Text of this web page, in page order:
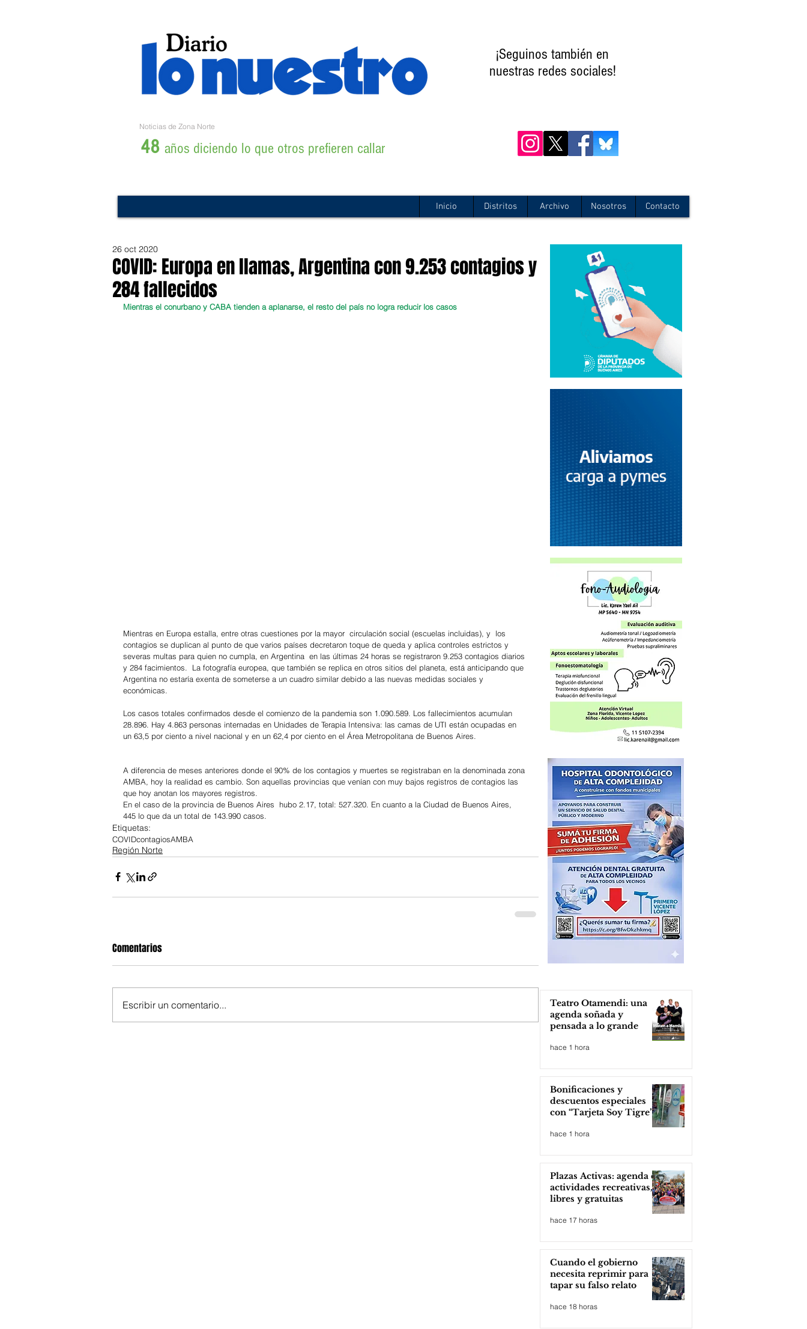
¡Seguinos también en
nuestras redes sociales!
Noticias de Zona Norte
48 años diciendo lo que otros prefieren callar
Inicio Distritos Archivo Nosotros Contacto
COVID: Europa en llamas, Argentina con 9.253 contagios y
284 fallecidos
26 oct 2020
Mientras el conurbano y CABA tienden a aplanarse, el resto del país no logra reducir los casos
Mientras en Europa estalla, entre otras cuestiones por la mayor  circulación social (escuelas incluidas), y  los
contagios se duplican al punto de que varios países decretaron toque de queda y aplica controles estrictos y
severas multas para quien no cumpla, en Argentina  en las últimas 24 horas se registraron 9.253 contagios diarios
y 284 facimientos.  La fotografía europea, que también se replica en otros sitios del planeta, está anticipando que
Argentina no estaría exenta de someterse a un cuadro similar debido a las nuevas medidas sociales y
económicas.
Los casos totales confirmados desde el comienzo de la pandemia son 1.090.589. Los fallecimientos acumulan
28.896. Hay 4.863 personas internadas en Unidades de Terapia Intensiva: las camas de UTI están ocupadas en
un 63,5 por ciento a nivel nacional y en un 62,4 por ciento en el Área Metropolitana de Buenos Aires.
A diferencia de meses anteriores donde el 90% de los contagios y muertes se registraban en la denominada zona
AMBA, hoy la realidad es cambio. Son aquellas provincias que venían con muy bajos registros de contagios las
que hoy anotan los mayores registros.
En el caso de la provincia de Buenos Aires  hubo 2.17, total: 527.320. En cuanto a la Ciudad de Buenos Aires,
445 lo que da un total de 143.990 casos.
Etiquetas:
COVIDcontagiosAMBA
Región Norte
Comentarios
Escribir un comentario...
Teatro Otamendi: una
agenda soñada y
pensada a lo grande
hace 1 hora
Bonificaciones y
descuentos especiales
con “Tarjeta Soy Tigre”
hace 1 hora
Plazas Activas: agenda de
actividades recreativas,
libres y gratuitas
hace 17 horas
Cuando el gobierno
necesita reprimir para
tapar su falso relato
hace 18 horas